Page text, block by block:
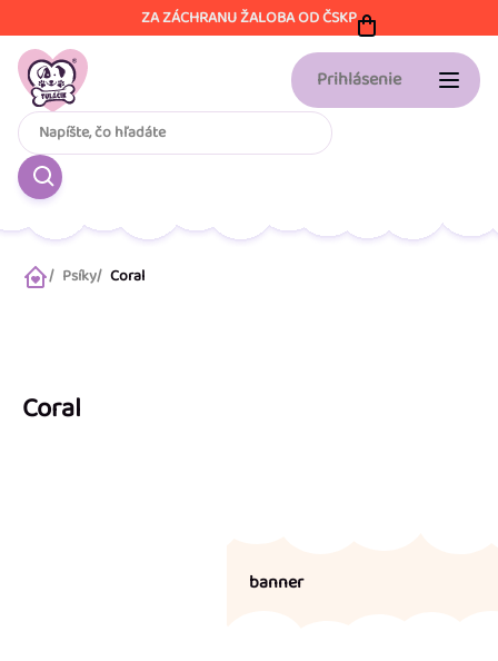
na
obsah
ZA ZÁCHRANU ŽALOBA OD ČSKP
Prihlásenie
DomovPsíky Coral
Coral
banner